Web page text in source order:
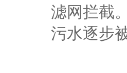
滤网拦截
污水逐步